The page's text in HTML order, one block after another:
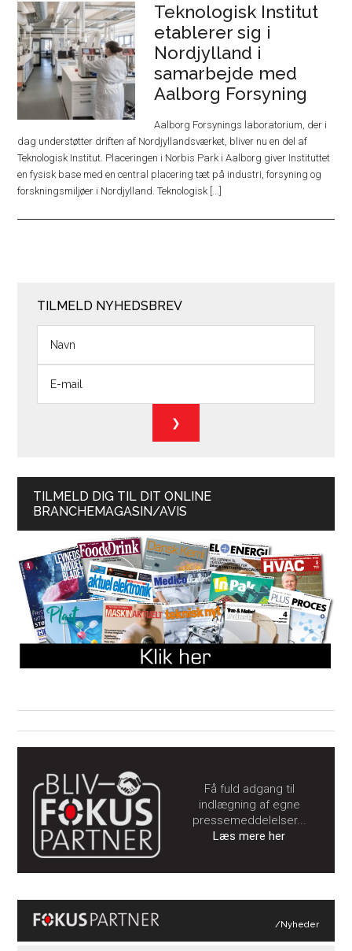
Teknologisk Institut
etablerer sig i
Nordjylland i
samarbejde med
Aalborg Forsyning
Aalborg Forsynings laboratorium, der i
dag understøtter driften af Nordjyllandsværket, bliver nu en del af
Teknologisk Institut. Placeringen i Norbis Park i Aalborg giver Instituttet
en fysisk base med en central placering tæt på industri, forsyning og
forskningsmiljøer i Nordjylland. Teknologisk [...]
TILMELD NYHEDSBREV
TILMELD DIG TIL DIT ONLINE
BRANCHEMAGASIN/AVIS
Få fuld adgang til
indlægning af egne
pressemeddelelser...
Læs mere her
/Nyheder